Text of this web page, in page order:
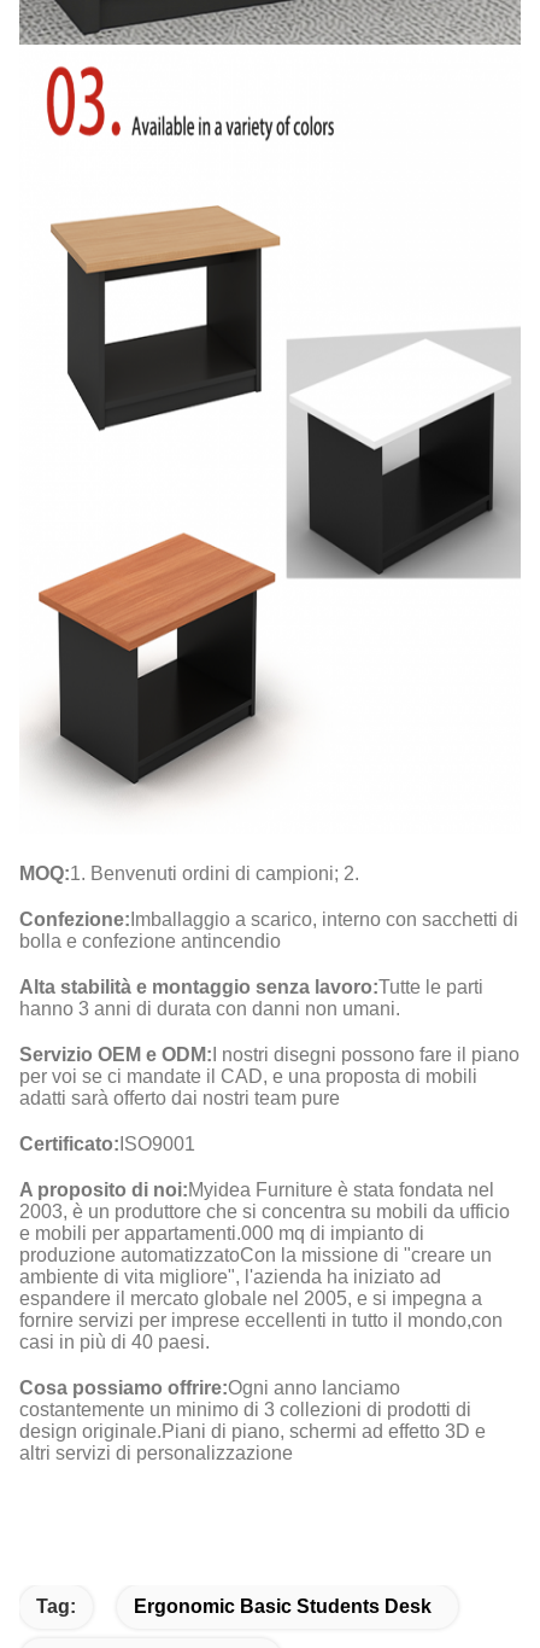
MOQ:1. Benvenuti ordini di campioni; 2.
Confezione: Imballaggio a scarico, interno con sacchetti di
bolla e confezione antincendio
Alta stabilità e montaggio senza lavoro:Tutte le parti
hanno 3 anni di durata con danni non umani.
Servizio OEM e ODM: I nostri disegni possono fare il piano
per voi se ci mandate il CAD, e una proposta di mobili
adatti sarà offerto dai nostri team pure
Certificato: ISO9001
A proposito di noi:Myidea Furniture è stata fondata nel
2003, è un produttore che si concentra su mobili da ufficio
e mobili per appartamenti.000 mq di impianto di
produzione automatizzatoCon la missione di "creare un
ambiente di vita migliore", l'azienda ha iniziato ad
espandere il mercato globale nel 2005, e si impegna a
fornire servizi per imprese eccellenti in tutto il mondo,con
casi in più di 40 paesi.
Cosa possiamo offrire:Ogni anno lanciamo
costantemente un minimo di 3 collezioni di prodotti di
design originale.Piani di piano, schermi ad effetto 3D e
altri servizi di personalizzazione
Tag: Ergonomic Basic Students Desk